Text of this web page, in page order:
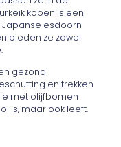
kopen is een
Japanse esdoorn
bieden ze zowel
gezond
en trekken
met olijfbomen
is, maar ook leeft.